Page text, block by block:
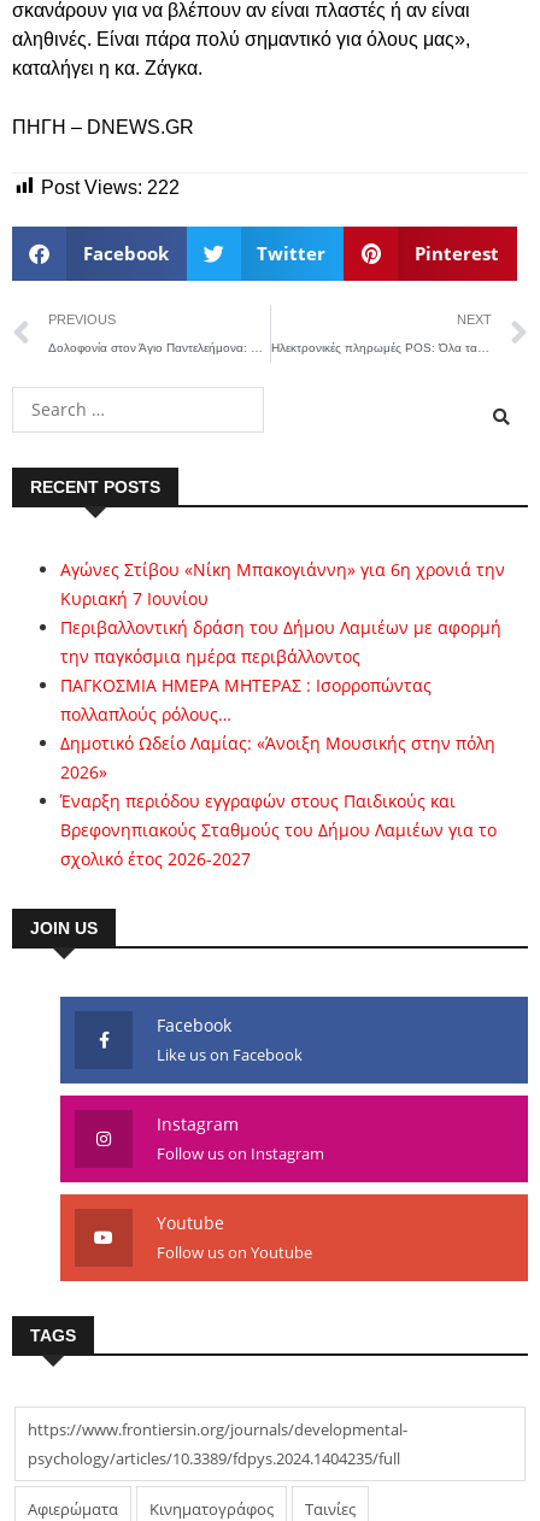
σκανάρουν για να βλέπουν αν είναι πλαστές ή αν είναι
αληθινές. Είναι πάρα πολύ σημαντικό για όλους μας»,
καταλήγει η κα. Ζάγκα.
ΠΗΓΗ – DNEWS.GR
Post Views: 222
Facebook Twitter Pinterest
PREVIOUS NEXT
Ηλεκτρονικές πληρωμές POS: Όλα τα νέα επαγγέλματα με υποχρέωση εγκατάστασης POS !
RECENT POSTS
Αγώνες Στίβου «Νίκη Μπακογιάννη» για 6η χρονιά την
Κυριακή 7 Ιουνίου
Περιβαλλοντική δράση του Δήμου Λαμιέων με αφορμή
την παγκόσμια ημέρα περιβάλλοντος
ΠΑΓΚΟΣΜΙΑ ΗΜΕΡΑ ΜΗΤΕΡΑΣ : Ισορροπώντας
πολλαπλούς ρόλους…
Δημοτικό Ωδείο Λαμίας: «Άνοιξη Μουσικής στην πόλη
2026»
Έναρξη περιόδου εγγραφών στους Παιδικούς και
Βρεφονηπιακούς Σταθμούς του Δήμου Λαμιέων για το
σχολικό έτος 2026-2027
JOIN US
Facebook
Like us on Facebook
Instagram
Follow us on Instagram
Youtube
Follow us on Youtube
TAGS
https://www.frontiersin.org/journals/developmental-
psychology/articles/10.3389/fdpys.2024.1404235/full
Αφιερώματα Κινηματογράφος Ταινίες